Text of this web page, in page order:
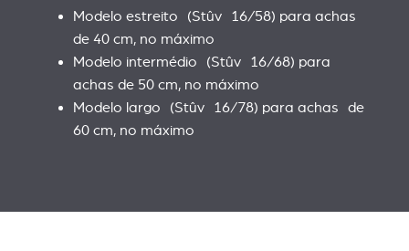
Modelo estreito (Stûv 16/58) para achas
de 40 cm, no máximo
Modelo intermédio (Stûv 16/68) para
achas de 50 cm, no máximo
Modelo largo (Stûv 16/78) para achas de
60 cm, no máximo